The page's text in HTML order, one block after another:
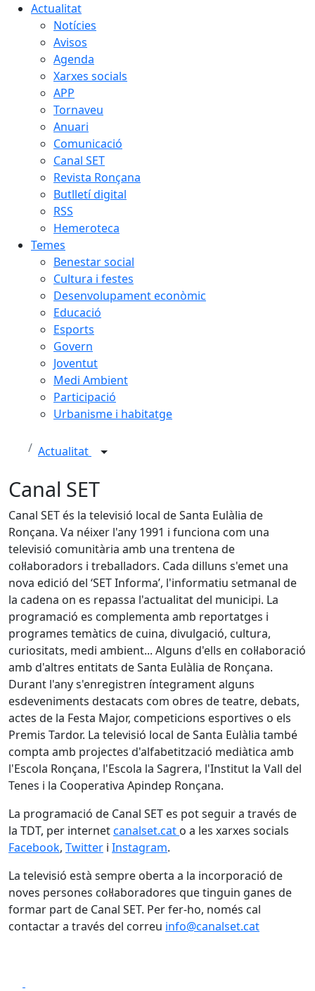
Actualitat
Notícies
Avisos
Agenda
Xarxes socials
APP
Tornaveu
Anuari
Comunicació
Canal SET
Revista Ronçana
Butlletí digital
RSS
Hemeroteca
Temes
Benestar social
Cultura i festes
Desenvolupament econòmic
Educació
Esports
Govern
Joventut
Medi Ambient
Participació
Urbanisme i habitatge
Actualitat
Canal SET
Canal SET és la televisió local de Santa Eulàlia de
Ronçana. Va néixer l'any 1991 i funciona com una
televisió comunitària amb una trentena de
col·laboradors i treballadors. Cada dilluns s'emet una
nova edició del ‘SET Informa’, l'informatiu setmanal de
la cadena on es repassa l'actualitat del municipi. La
programació es complementa amb reportatges i
programes temàtics de cuina, divulgació, cultura,
curiositats, medi ambient... Alguns d'ells en col·laboració
amb d'altres entitats de Santa Eulàlia de Ronçana.
Durant l'any s'enregistren íntegrament alguns
esdeveniments destacats com obres de teatre, debats,
actes de la Festa Major, competicions esportives o els
Premis Tardor. La televisió local de Santa Eulàlia també
compta amb projectes d'alfabetització mediàtica amb
l'Escola Ronçana, l'Escola la Sagrera, l'Institut la Vall del
Tenes i la Cooperativa Apindep Ronçana.
La programació de Canal SET es pot seguir a través de
la TDT, per internetcanalset.cat o a les xarxes socials
Facebook, Twitter i Instagram.
La televisió està sempre oberta a la incorporació de
noves persones col·laboradores que tinguin ganes de
formar part de Canal SET. Per fer-ho, només cal
contactar a través del correu info@canalset.cat